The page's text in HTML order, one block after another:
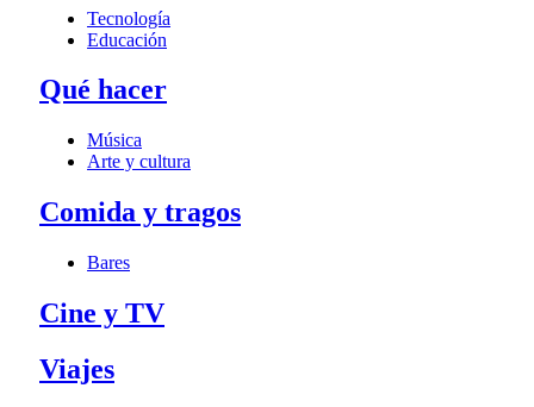
Tecnología
Educación
Qué hacer
Música
Arte y cultura
Comida y tragos
Bares
Cine y TV
Viajes